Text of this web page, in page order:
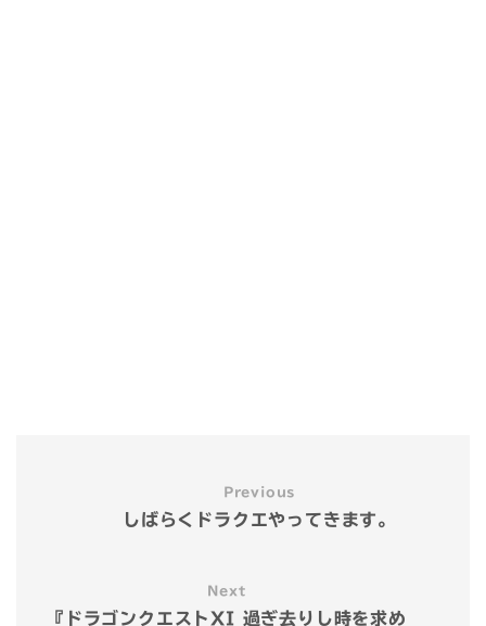
Previous
しばらくドラクエやってきます。
Next
『ドラゴンクエストXI 過ぎ去りし時を求め